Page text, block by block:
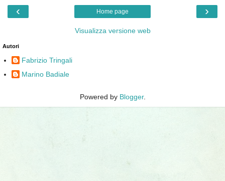
‹ ›
Home page
Visualizza versione web
Autori
Fabrizio Tringali
Marino Badiale
Powered by Blogger.